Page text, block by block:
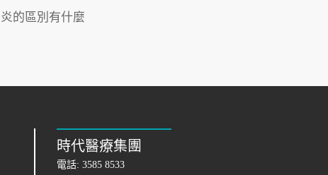
炎的區別有什麼
時代醫療集團
電話: 3585 8533